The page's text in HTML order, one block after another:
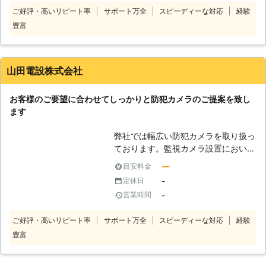
ご依頼くださいませ。
っても色々なタイプがあります。設置
です。予算が限られているお客様に
ご好評・高いリピート率 サポート万全 スピーディーな対応
経験
豊富
山田電設株式会社
お客様のご要望に合わせてしっかりと防犯カメラのご提案を致し
ます
弊社では幅広い防犯カメラを取り扱っ
ております。監視カメラ設置において
は場所も重要となります。いくら高性
能なカメラを用意していたとしても、
場所が的確でなければ効果を発揮しに
くくなってしまいます。弊社にはどの
れば良いのかという知識があります。
目安料金 ー
定休日 -
営業時間 -
ご好評・高いリピート率 サポート万全 スピーディーな対応
経験
豊富